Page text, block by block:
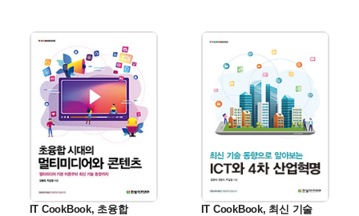
IT CookBook, 초융합
IT CookBook, 최신 기술